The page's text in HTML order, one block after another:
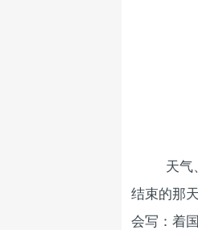
天气
结束的那
会写：着